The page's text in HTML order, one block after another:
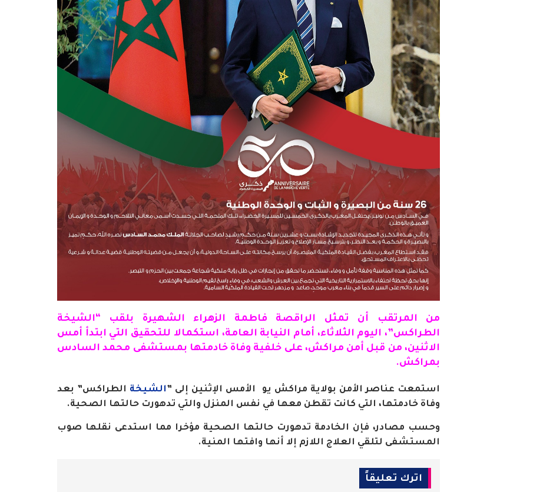
من المرتقب أن تمثل الراقصة فاطمة الزهراء الشهيرة بلقب “الشيخة
الطراكس”، اليوم الثلاثاء، أمام النيابة العامة، استكمالا للتحقيق التي ابتدأ أمس
الاثنين، من قبل أمن مراكش، على خلفية وفاة خادمتها بمستشفى محمد السادس
بمراكش.
استمعت عناصر الأمن بولاية مراكش يو الأمس الإثنين إلى ”الشيخة الطراكس” بعد
وفاة خادمتها، التي كانت تقطن معها في نفس المنزل والتي تدهورت حالتها الصحية.
وحسب مصادر، فإن الخادمة تدهورت حالتها الصحية مؤخرا مما استدعى نقلها صوب
المستشفى لتلقي العلاج اللازم إلا أنها وافتها المنية.
اترك تعليقاً